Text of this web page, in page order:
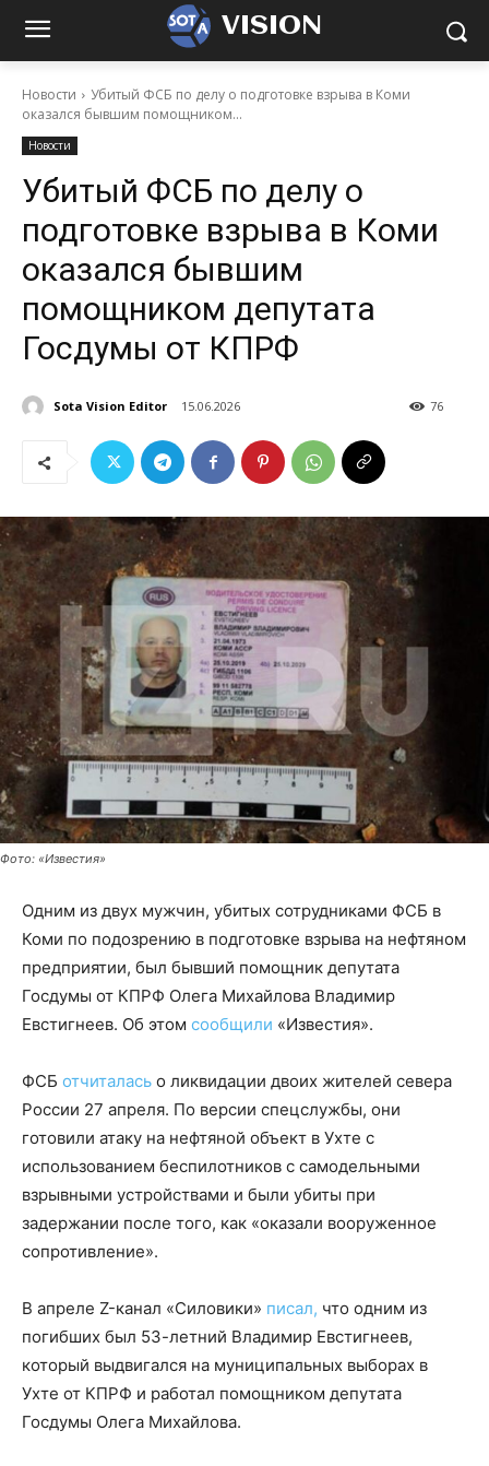
VISION
Новости
Убитый ФСБ по делу о подготовке взрыва в Коми
оказался бывшим помощником...
Новости
Убитый ФСБ по делу о
подготовке взрыва в Коми
оказался бывшим
помощником депутата
Госдумы от КПРФ
Sota Vision Editor 15.06.2026 76
Фото: «Известия»
Одним из двух мужчин, убитых сотрудниками ФСБ в
Коми по подозрению в подготовке взрыва на нефтяном
предприятии, был бывший помощник депутата
Госдумы от КПРФ Олега Михайлова Владимир
Евстигнеев. Об этом сообщили «Известия».
ФСБ отчиталась о ликвидации двоих жителей севера
России 27 апреля. По версии спецслужбы, они
готовили атаку на нефтяной объект в Ухте с
использованием беспилотников с самодельными
взрывными устройствами и были убиты при
задержании после того, как «оказали вооруженное
сопротивление».
В апреле Z-канал «Силовики» писал, что одним из
погибших был 53-летний Владимир Евстигнеев,
который выдвигался на муниципальных выборах в
Ухте от КПРФ и работал помощником депутата
Госдумы Олега Михайлова.